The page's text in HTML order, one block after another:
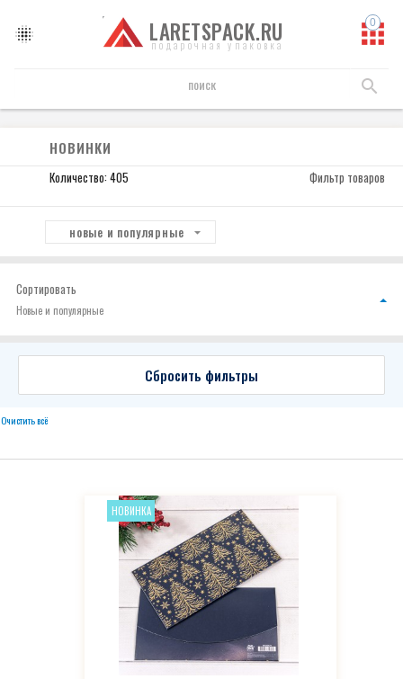
LARETSPACK.RU
подарочная упаковка
НОВИНКИ
Количество: 405 Фильтр товаров
новые и популярные
Сортировать
Новые и популярные
Сбросить фильтры
Очистить всё
НОВИНКА